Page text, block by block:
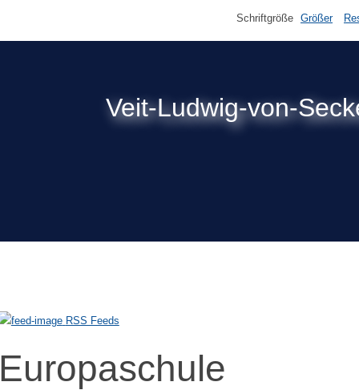
Veit-Ludwig-von-
Schriftgröße Größer
RSS Feeds
Europaschule